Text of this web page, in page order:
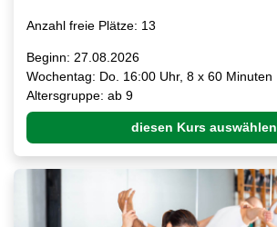
Anzahl freie Plätze: 13
Beginn: 27.08.2026
Wochentag: Do. 16:00 Uhr, 8 x 60 Minuten
Altersgruppe: ab 9
diesen Kurs auswählen